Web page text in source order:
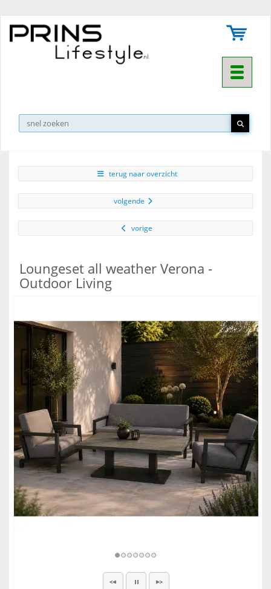
Toggle
▼
terug naar overzicht
volgende
vorige
Loungeset all weather Verona -
Outdoor Living